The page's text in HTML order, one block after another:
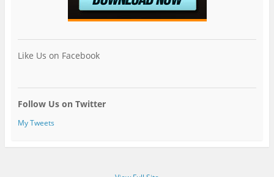
Like Us on Facebook
Follow Us on Twitter
My Tweets